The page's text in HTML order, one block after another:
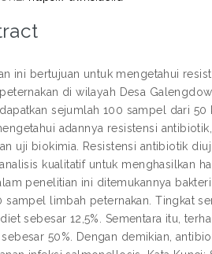
ini bertujuan untuk mengetahui
di wilayah Desa
sejumlah 100 sampel dari
adannya resistensi
uji biokimia. Resistensi antibiotik
kualitatif untuk menghasilkan
penelitian ini ditemukannya
sampel limbah peternakan. Tingkat
sebesar 12,5%. Sementara itu,
50%. Dengan demikian,